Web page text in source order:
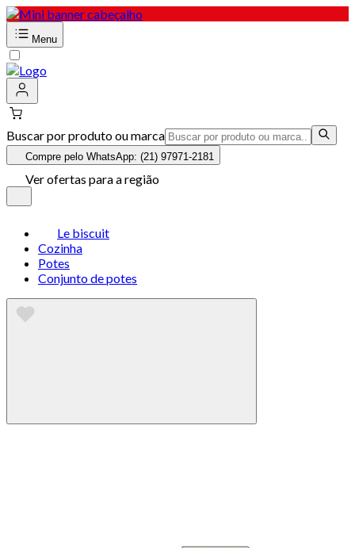
Menu
Buscar por produto ou marca
Compre pelo WhatsApp: (21) 97971-2181
Ver ofertas para a região
Le biscuit
Cozinha
Potes
Conjunto de potes